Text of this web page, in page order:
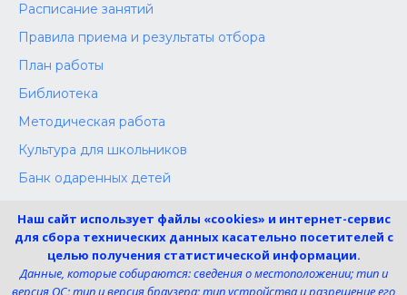
Расписание занятий
Правила приема и результаты отбора
План работы
Библиотека
Методическая работа
Культура для школьников
Банк одаренных детей
Независимая оценка
Меры поддержки участников СВО
Наш сайт использует файлы «cookies» и интернет-сервис
для сбора технических данных касательно посетителей с
целью получения статистической информации.
Данные, которые собираются: сведения о местоположении; тип и
версия ОС; тип и версия браузера; тип устройства и разрешение его